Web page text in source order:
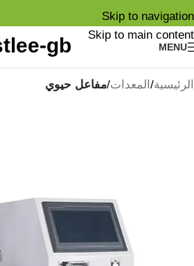
Skip to navigation
Skip to main content
MENU
الرئيسية المعدات مفاعل حيوي